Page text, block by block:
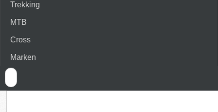
Trekking
MTB
Cross
Marken